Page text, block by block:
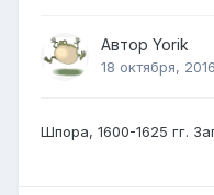
Автор Yorik
18 октября, 2016
Шпора, 1600-1625 гг.